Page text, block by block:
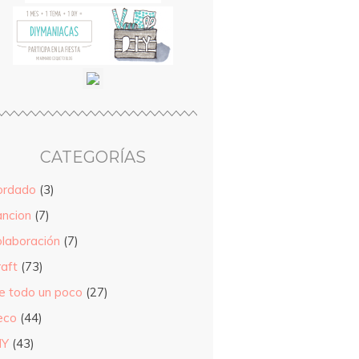
CATEGORÍAS
(3)
(7)
(7)
(73)
todo un poco (27)
(44)
(43)